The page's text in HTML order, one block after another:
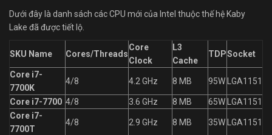
Dưới đây là danh sách các CPU mới của Intel thuộc thế hệ Kaby
Lake đã được tiết lộ.
SKU Name Cores/Threads
Core
Clock
L3
Cache
TDPSocket
Core i7-
7700K
4/8 4.2 GHz 8 MB 95W LGA1151
Core i7-7700 4/8 3.6 GHz 8 MB 65W
LGA1151
Core i7-
7700T
4/8 2.9 GHz 8 MB 35W LGA1151